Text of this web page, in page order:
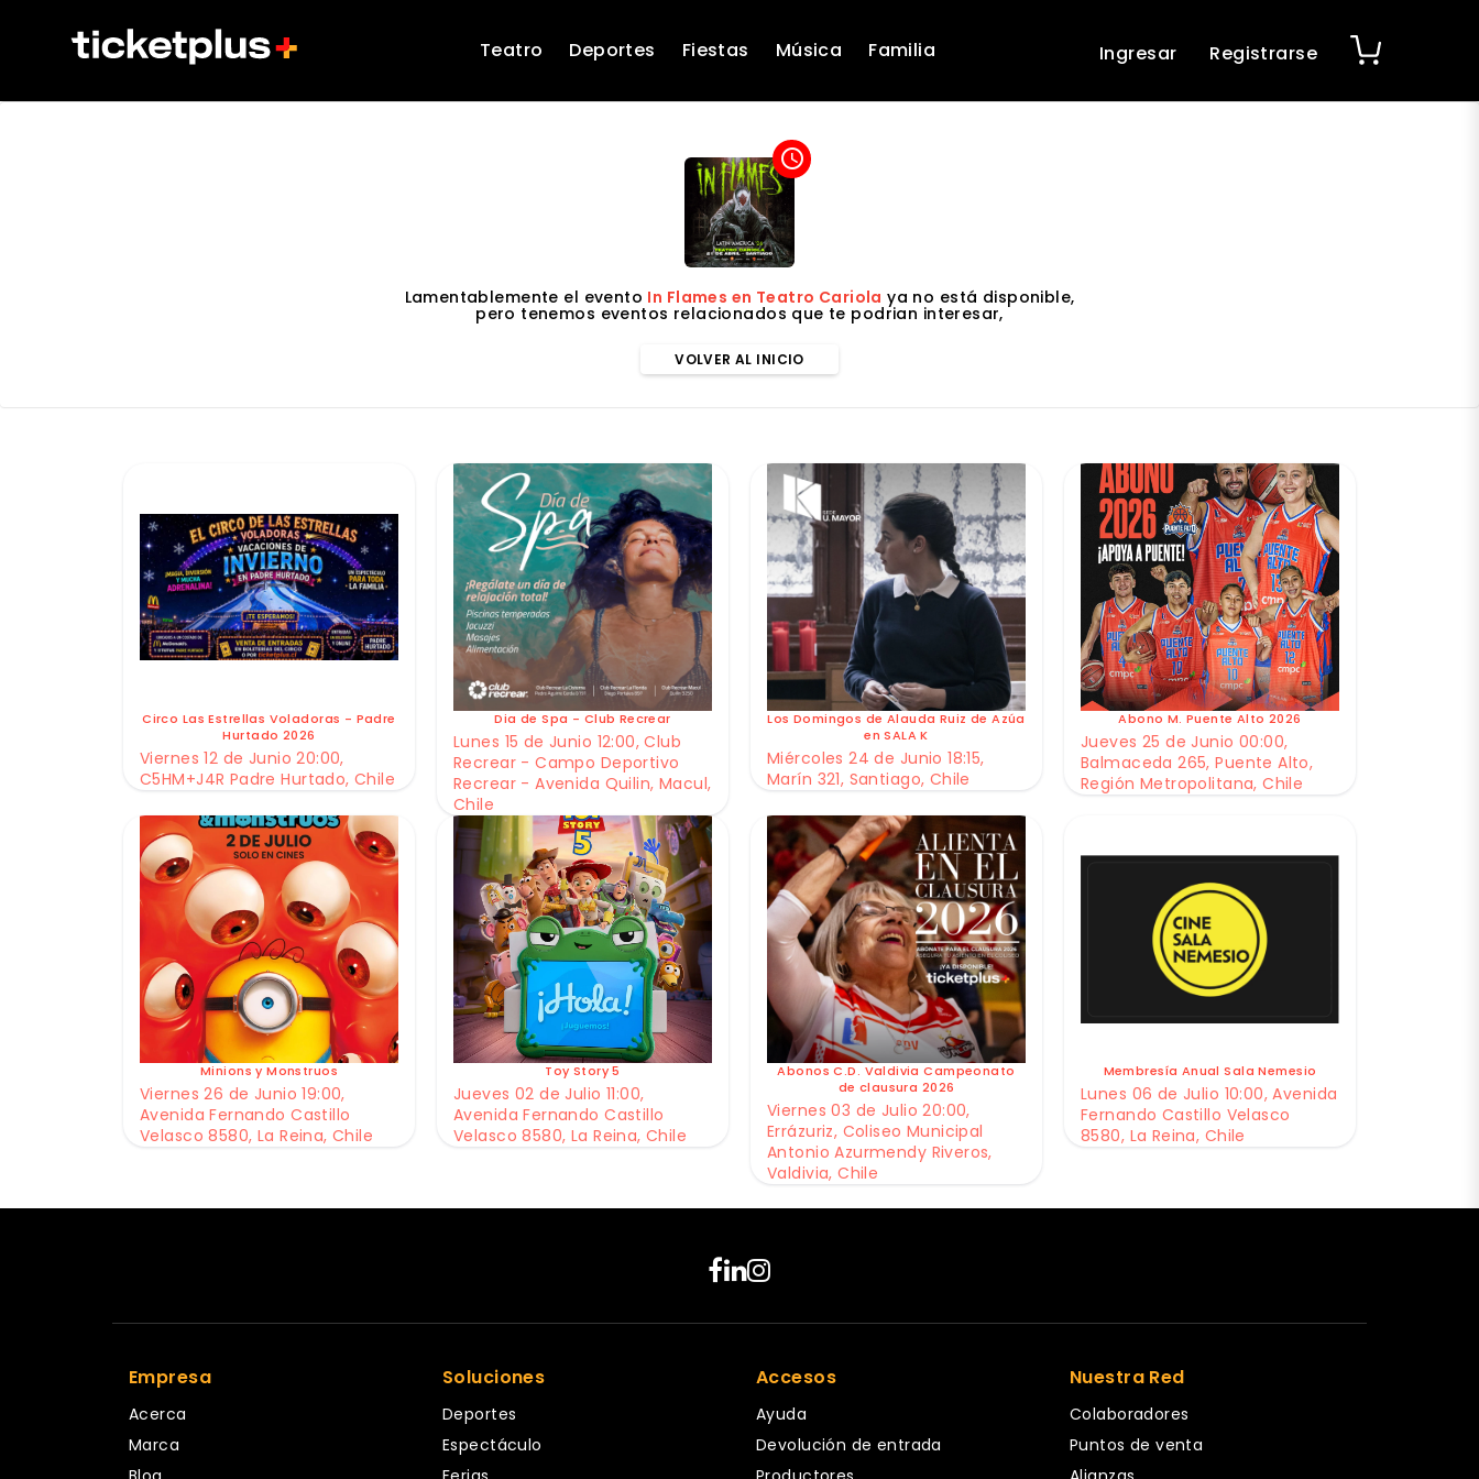
Teatro Deportes Fiestas Música Familia Ingresar Registrarse
access_time
Lamentablemente el evento In Flames en Teatro Cariola ya no está disponible,
pero tenemos eventos relacionados que te podrian interesar,
VOLVER AL INICIO
Circo Las Estrellas Voladoras - Padre
Hurtado 2026
Viernes 12 de Junio 20:00,
C5HM+J4R Padre Hurtado, Chile
Dia de Spa - Club Recrear
Lunes 15 de Junio 12:00, Club
Recrear - Campo Deportivo
Recrear - Avenida Quilin, Macul,
Chile
Los Domingos de Alauda Ruiz de Azúa
en SALA K
Miércoles 24 de Junio 18:15,
Marín 321, Santiago, Chile
Abono M. Puente Alto 2026
Jueves 25 de Junio 00:00,
Balmaceda 265, Puente Alto,
Región Metropolitana, Chile
Minions y Monstruos
Viernes 26 de Junio 19:00,
Avenida Fernando Castillo
Velasco 8580, La Reina, Chile
Toy Story 5
Jueves 02 de Julio 11:00,
Avenida Fernando Castillo
Velasco 8580, La Reina, Chile
Abonos C.D. Valdivia Campeonato
de clausura 2026
Viernes 03 de Julio 20:00,
Errázuriz, Coliseo Municipal
Antonio Azurmendy Riveros,
Valdivia, Chile
Membresía Anual Sala Nemesio
Lunes 06 de Julio 10:00, Avenida
Fernando Castillo Velasco
8580, La Reina, Chile
Empresa
Acerca
Marca
Soluciones
Deportes
Espectáculo
Accesos
Ayuda
Devolución de entrada
Nuestra Red
Colaboradores
Puntos de venta